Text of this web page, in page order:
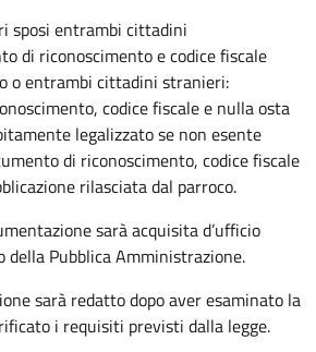
sposi entrambi cittadini
di riconoscimento e codice fiscale
o entrambi cittadini stranieri:
codice fiscale e nulla osta
legalizzato se non esente
di riconoscimento, codice fiscale
rilasciata dal parroco.
sarà acquisita d’ufficio
della Pubblica Amministrazione.
sarà redatto dopo aver esaminato la
i requisiti previsti dalla legge.